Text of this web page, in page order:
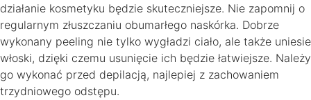
działanie kosmetyku będzie skuteczniejsze. Nie zapomnij o
regularnym złuszczaniu obumarłego naskórka. Dobrze
wykonany peeling nie tylko wygładzi ciało, ale także uniesie
włoski, dzięki czemu usunięcie ich będzie łatwiejsze. Należy
go wykonać przed depilacją, najlepiej z zachowaniem
trzydniowego odstępu.